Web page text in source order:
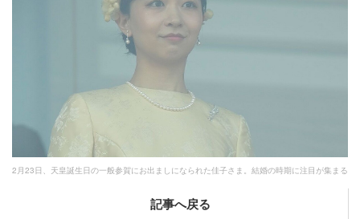
2月23日、天皇誕生日の一般参賀にお出ましになられた佳子さま。結婚の時期に注目が集まる
記事へ戻る